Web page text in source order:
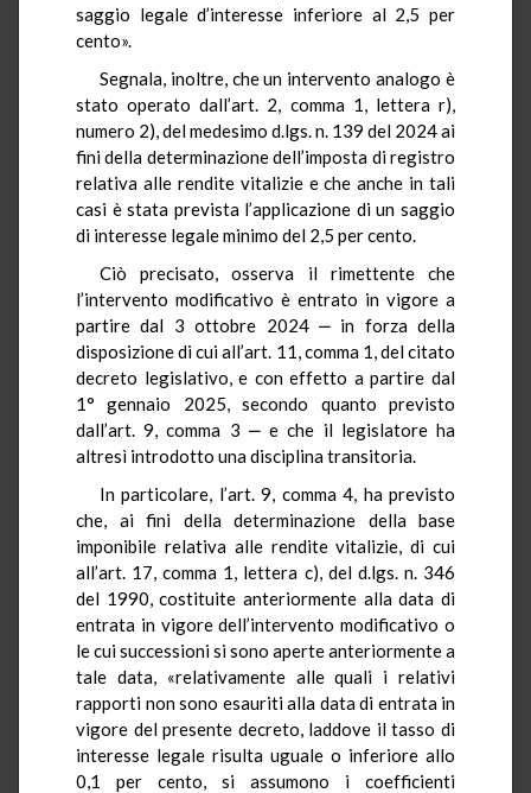
saggio legale d’interesse inferiore al 2,5 per
cento».
Segnala, inoltre, che un intervento analogo è
stato operato dall’art. 2, comma 1, lettera r),
numero 2), del medesimo d.lgs. n. 139 del 2024 ai
fini della determinazione dell’imposta di registro
relativa alle rendite vitalizie e che anche in tali
casi è stata prevista l’applicazione di un saggio
di interesse legale minimo del 2,5 per cento.
Ciò precisato, osserva il rimettente che
l’intervento modificativo è entrato in vigore a
partire dal 3 ottobre 2024 ‒ in forza della
disposizione di cui all’art. 11, comma 1, del citato
decreto legislativo, e con effetto a partire dal
1° gennaio 2025, secondo quanto previsto
dall’art. 9, comma 3 ‒ e che il legislatore ha
altresì introdotto una disciplina transitoria.
In particolare, l’art. 9, comma 4, ha previsto
che, ai fini della determinazione della base
imponibile relativa alle rendite vitalizie, di cui
all’art. 17, comma 1, lettera c), del d.lgs. n. 346
del 1990, costituite anteriormente alla data di
entrata in vigore dell’intervento modificativo o
le cui successioni si sono aperte anteriormente a
tale data, «relativamente alle quali i relativi
rapporti non sono esauriti alla data di entrata in
vigore del presente decreto, laddove il tasso di
interesse legale risulta uguale o inferiore allo
0,1 per cento, si assumono i coefficienti